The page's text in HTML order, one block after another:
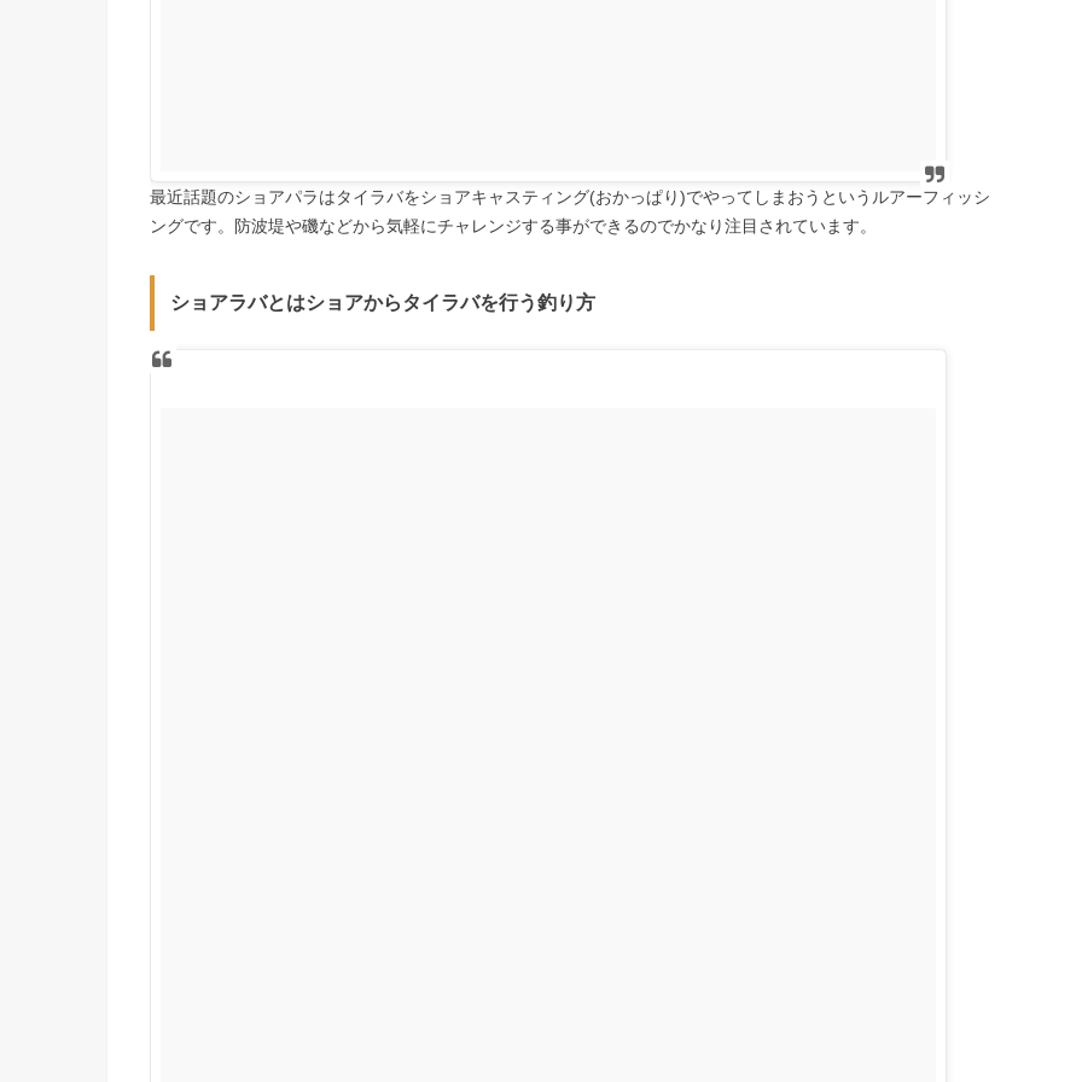
最近話題のショアパラはタイラバをショアキャスティング(おかっぱり)でやってしまおうというルアーフィッシ
ングです。防波堤や磯などから気軽にチャレンジする事ができるのでかなり注目されています。
ショアラバとはショアからタイラバを行う釣り方